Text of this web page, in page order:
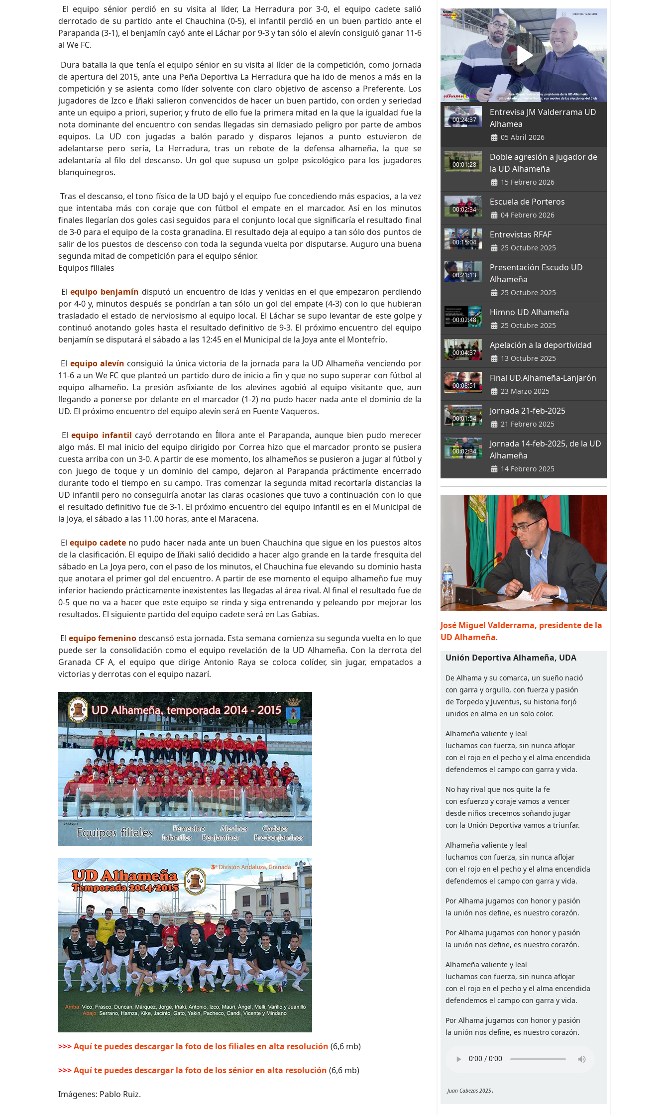
El equipo sénior perdió en su visita al líder, La Herradura por 3-0, el equipo cadete salió
derrotado de su partido ante el Chauchina (0-5), el infantil perdió en un buen partido ante el
Parapanda (3-1), el benjamín cayó ante el Láchar por 9-3 y tan sólo el alevín consiguió ganar 11-6
al We FC.
Dura batalla la que tenía el equipo sénior en su visita al líder de la competición, como jornada
de apertura del 2015, ante una Peña Deportiva La Herradura que ha ido de menos a más en la
competición y se asienta como líder solvente con claro objetivo de ascenso a Preferente. Los
jugadores de Izco e Iñaki salieron convencidos de hacer un buen partido, con orden y seriedad
ante un equipo a priori, superior, y fruto de ello fue la primera mitad en la que la igualdad fue la
nota dominante del encuentro con sendas llegadas sin demasiado peligro por parte de ambos
equipos. La UD con jugadas a balón parado y disparos lejanos a punto estuvieron de
adelantarse pero sería, La Herradura, tras un rebote de la defensa alhameña, la que se
adelantaría al filo del descanso. Un gol que supuso un golpe psicológico para los jugadores
blanquinegros.
Tras el descanso, el tono físico de la UD bajó y el equipo fue concediendo más espacios, a la vez
que intentaba más con coraje que con fútbol el empate en el marcador. Así en los minutos
finales llegarían dos goles casi seguidos para el conjunto local que significaría el resultado final
de 3-0 para el equipo de la costa granadina. El resultado deja al equipo a tan sólo dos puntos de
salir de los puestos de descenso con toda la segunda vuelta por disputarse. Auguro una buena
segunda mitad de competición para el equipo sénior.
Equipos filiales
Elequipo benjamín disputó un encuentro de idas y venidas en el que empezaron perdiendo
por 4-0 y, minutos después se pondrían a tan sólo un gol del empate (4-3) con lo que hubieran
trasladado el estado de nerviosismo al equipo local. El Láchar se supo levantar de este golpe y
continuó anotando goles hasta el resultado definitivo de 9-3. El próximo encuentro del equipo
benjamín se disputará el sábado a las 12:45 en el Municipal de la Joya ante el Montefrío.
El equipo alevín consiguió la única victoria de la jornada para la UD Alhameña venciendo por
11-6 a un We FC que planteó un partido duro de inicio a fin y que no supo superar con fútbol al
equipo alhameño. La presión asfixiante de los alevines agobió al equipo visitante que, aun
llegando a ponerse por delante en el marcador (1-2) no pudo hacer nada ante el dominio de la
UD. El próximo encuentro del equipo alevín será en Fuente Vaqueros.
El equipo infantil cayó derrotando en Íllora ante el Parapanda, aunque bien pudo merecer
algo más. El mal inicio del equipo dirigido por Correa hizo que el marcador pronto se pusiera
cuesta arriba con un 3-0. A partir de ese momento, los alhameños se pusieron a jugar al fútbol y
con juego de toque y un dominio del campo, dejaron al Parapanda práctimente encerrado
durante todo el tiempo en su campo. Tras comenzar la segunda mitad recortaría distancias la
UD infantil pero no conseguiría anotar las claras ocasiones que tuvo a continuación con lo que
el resultado definitivo fue de 3-1. El próximo encuentro del equipo infantil es en el Municipal de
la Joya, el sábado a las 11.00 horas, ante el Maracena.
El equipo cadete no pudo hacer nada ante un buen Chauchina que sigue en los puestos altos
de la clasificación. El equipo de Iñaki salió decidido a hacer algo grande en la tarde fresquita del
sábado en La Joya pero, con el paso de los minutos, el Chauchina fue elevando su dominio hasta
que anotara el primer gol del encuentro. A partir de ese momento el equipo alhameño fue muy
inferior haciendo prácticamente inexistentes las llegadas al área rival. Al final el resultado fue de
0-5 que no va a hacer que este equipo se rinda y siga entrenando y peleando por mejorar los
resultados. El siguiente partido del equipo cadete será en Las Gabias.
Elequipo femeninodescansó esta jornada. Esta semana comienza su segunda vuelta en lo que
puede ser la consolidación como el equipo revelación de la UD Alhameña. Con la derrota del
Granada CF A, el equipo que dirige Antonio Raya se coloca colíder, sin jugar, empatados a
victorias y derrotas con el equipo nazarí.
>>>Aquí te puedes descargar la foto de los filiales en alta resolución (6,6 mb)
>>>Aquí te puedes descargar la foto de los sénior en alta resolución (6,6 mb)
Imágenes: Pablo Ruiz.
00:24:37
Entrevisa JM Valderrama UD
Alhamea
05 Abril 2026
00:01:28
Doble agresión a jugador de
la UD Alhameña
15 Febrero 2026
00:02:34
Escuela de Porteros
04 Febrero 2026
00:15:04
Entrevistas RFAF
25 Octubre 2025
00:21:13
Presentación Escudo UD
Alhameña
25 Octubre 2025
00:02:48
Himno UD Alhameña
25 Octubre 2025
00:04:37
Apelación a la deportividad
13 Octubre 2025
00:08:51
Final UD.Alhameña-Lanjarón
23 Marzo 2025
00:01:54
Jornada 21-feb-2025
21 Febrero 2025
00:02:34
Jornada 14-feb-2025, de la UD
Alhameña
14 Febrero 2025
José Miguel Valderrama, presidente de la
UD Alhameña.
Unión Deportiva Alhameña, UDA
De Alhama y su comarca, un sueño nació
con garra y orgullo, con fuerza y pasión
de Torpedo y Juventus, su historia forjó
unidos en alma en un solo color.
Alhameña valiente y leal
luchamos con fuerza, sin nunca aflojar
con el rojo en el pecho y el alma encendida
defendemos el campo con garra y vida.
No hay rival que nos quite la fe
con esfuerzo y coraje vamos a vencer
desde niños crecemos soñando jugar
con la Unión Deportiva vamos a triunfar.
Alhameña valiente y leal
luchamos con fuerza, sin nunca aflojar
con el rojo en el pecho y el alma encendida
defendemos el campo con garra y vida.
Por Alhama jugamos con honor y pasión
la unión nos define, es nuestro corazón.
Por Alhama jugamos con honor y pasión
la unión nos define, es nuestro corazón.
Alhameña valiente y leal
luchamos con fuerza, sin nunca aflojar
con el rojo en el pecho y el alma encendida
defendemos el campo con garra y vida.
Por Alhama jugamos con honor y pasión
la unión nos define, es nuestro corazón.
Juan Cabezas 2025.